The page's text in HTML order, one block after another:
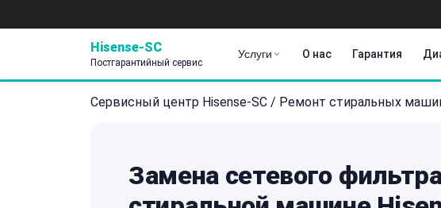
Hisense-SC
Постгарантийный сервис
Услуги О нас Гарантия
Сервисный центр Hisense-SC / Ремонт стиральных
Замена сетевого